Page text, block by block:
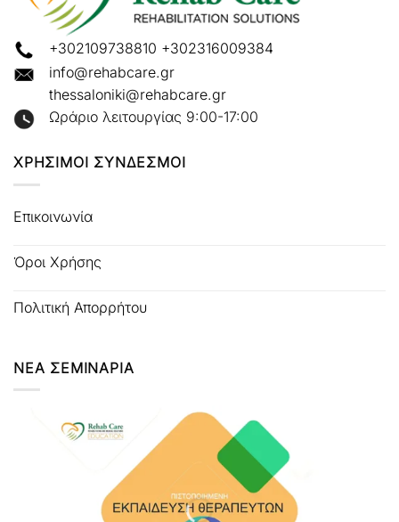
+302109738810 +302316009384
info@rehabcare.gr
thessaloniki@rehabcare.gr
Ωράριο λειτουργίας 9:00-17:00
ΧΡΗΣΙΜΟΙ ΣΥΝΔΕΣΜΟΙ
Επικοινωνία
Όροι Χρήσης
Πολιτική Απορρήτου
ΝΕΑ ΣΕΜΙΝΑΡΙΑ